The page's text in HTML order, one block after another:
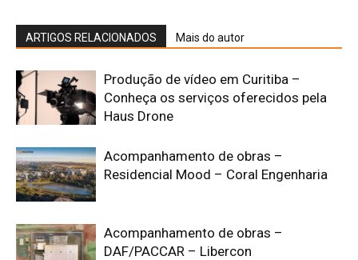
ARTIGOS RELACIONADOS Mais do autor
Produção de vídeo em Curitiba –
Conheça os serviços oferecidos pela
Haus Drone
Acompanhamento de obras –
Residencial Mood – Coral Engenharia
Acompanhamento de obras –
DAF/PACCAR – Libercon